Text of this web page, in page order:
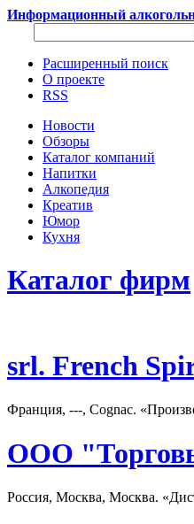
Информационный
Расширенный поиск
О проекте
RSS
Новости
Обзоры
Каталог компаний
Напитки
Алкопедия
Креатив
Юмор
Кухня
Каталог фирм
srl. French
Франция, ---, Cognac.
ООО
Россия, Москва, Москва.